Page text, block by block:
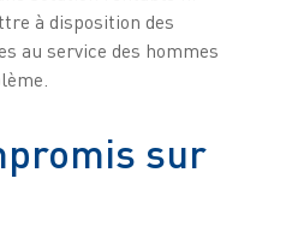
à disposition des
au service des hommes
sur